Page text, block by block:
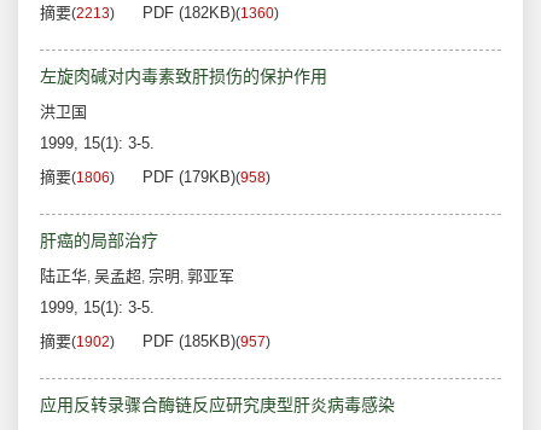
摘要(2213) PDF (182KB)(1360)
左旋肉碱对内毒素致肝损伤的保护作用
洪卫国
1999, 15(1): 3-5.
摘要(1806) PDF (179KB)(958)
肝癌的局部治疗
陆正华, 吴孟超, 宗明 , 郭亚军
1999, 15(1): 3-5.
摘要(1902) PDF (185KB)(957)
应用反转录骤合酶链反应研究庚型肝炎病毒感染